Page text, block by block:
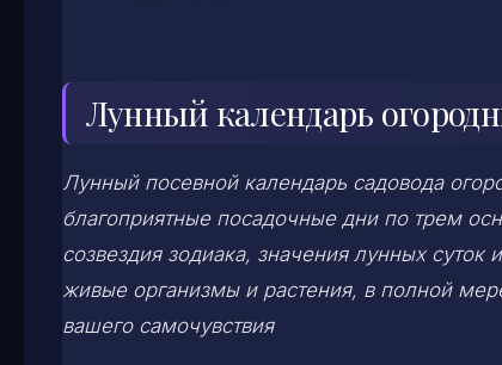
Лунный календарь
Лунный посевной календарь садовода
благоприятные посадочные дни по трем
созвездия зодиака, значения лунных
живые организмы и растения, в полной
вашего самочувствия